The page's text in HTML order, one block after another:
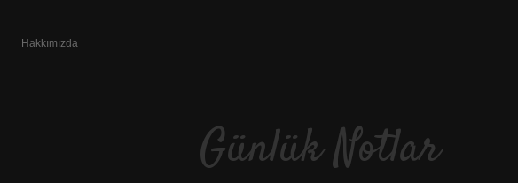
Hakkımızda
Günlük Notlar